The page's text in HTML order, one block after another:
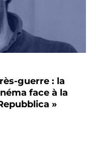
guerre : la
face à la
»